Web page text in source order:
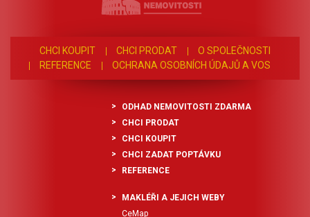
CHCI KOUPIT CHCI PRODAT
O SPOLEČNOSTI
REFERENCE
OCHRANA OSOBNÍCH ÚDAJŮ A VOS
ODHAD NEMOVITOSTI ZDARMA
CHCI PRODAT
CHCI KOUPIT
CHCI ZADAT POPTÁVKU
REFERENCE
MAKLÉŘI A JEJICH WEBY
CeMap